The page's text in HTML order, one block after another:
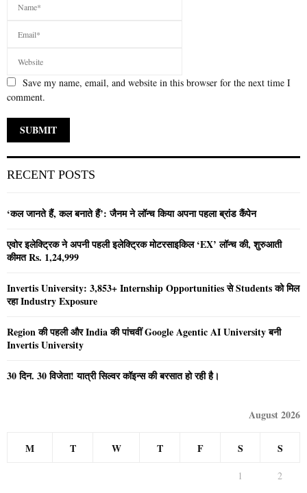
Save my name, email, and website in this browser for the next time I
comment.
RECENT POSTS
‘कल जानते हैं, कल बनाते हैं’: जैनम ने लॉन्च किया अपना पहला ब्रांड कैंपेन
एवोर इलेक्ट्रिक ने अपनी पहली इलेक्ट्रिक मोटरसाइकिल ‘EX’ लॉन्च की, शुरुआती
कीमत Rs. 1,24,999
Invertis University: 3,853+ Internship Opportunities से Students को मिल
रहा Industry Exposure
Region की पहली और India की पांचवीं Google Agentic AI University बनी
Invertis University
30 दिन. 30 विजेता! यात्री सिल्वर कॉइन्स की बरसात हो रही है।
August 2026
M T W T F S S
1
2